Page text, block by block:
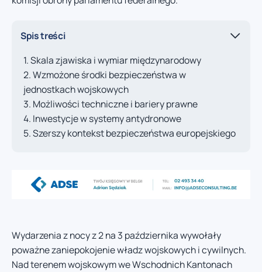
Spis treści
Skala zjawiska i wymiar międzynarodowy
Wzmożone środki bezpieczeństwa w
jednostkach wojskowych
Możliwości techniczne i bariery prawne
Inwestycje w systemy antydronowe
Szerszy kontekst bezpieczeństwa europejskiego
Wydarzenia z nocy z 2 na 3 października wywołały
poważne zaniepokojenie władz wojskowych i cywilnych.
Nad terenem wojskowym we Wschodnich Kantonach